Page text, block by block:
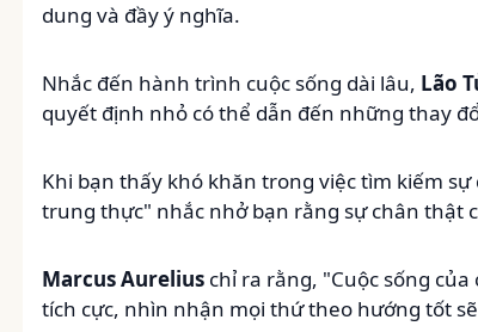
dung và đầy ý nghĩa.
Nhắc đến hành trình cuộc sống dài lâu, Lão
quyết định nhỏ có thể dẫn đến những thay
Khi bạn thấy khó khăn trong việc tìm kiếm
trung thực" nhắc nhở bạn rằng sự chân thật
Marcus Aurelius chỉ ra rằng, "Cuộc sống
tích cực, nhìn nhận mọi thứ theo hướng tốt